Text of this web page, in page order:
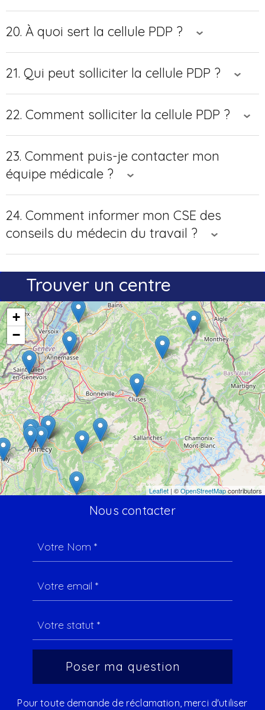
20. À quoi sert la cellule PDP ?
21. Qui peut solliciter la cellule PDP ?
22. Comment solliciter la cellule PDP ?
23. Comment puis-je contacter mon
équipe médicale ?
24. Comment informer mon CSE des
conseils du médecin du travail ?
Trouver un centre
+
−
Leaflet | ©OpenStreetMapcontributors
Nous contacter
Pour toute demande de réclamation, merci d'utiliser